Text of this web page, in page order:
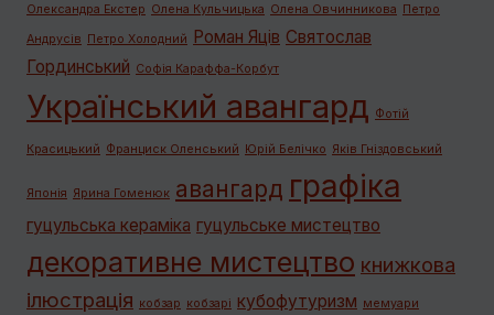
Олександра Екстер Олена Кульчицька Олена Овчинникова Петро
Андрусів Петро Холодний Роман Яців Святослав
Гординський Софія Караффа-Корбут
Український авангард Фотій
Красицький Франциск Оленський Юрій Белічко Яків Гніздовський
Японія Ярина Гоменюк авангард графiка
гуцульська кераміка гуцульське мистецтво
декоративне мистецтво книжкова
ілюстрація кобзар кобзарі кубофутуризм мемуари